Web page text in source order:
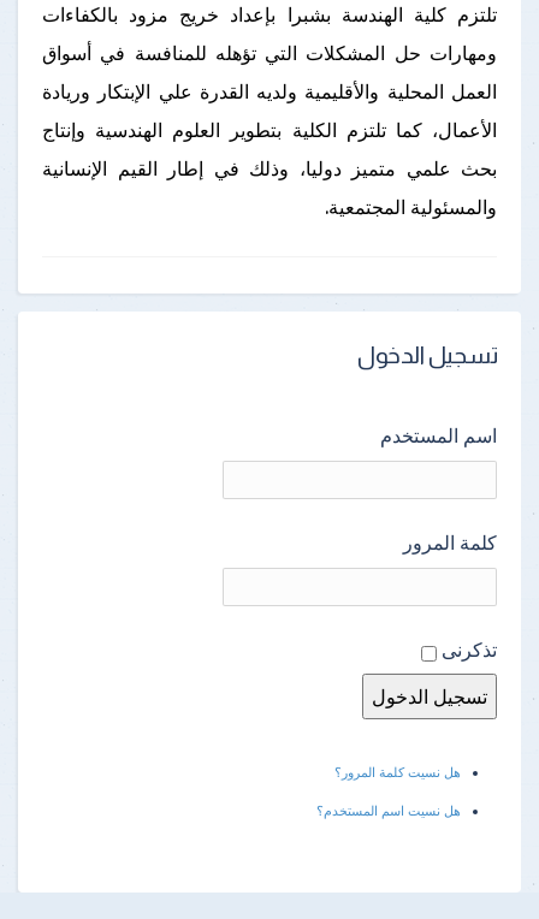
تلتزم كلية الهندسة بشبرا بإعداد خريج مزود بالكفاءات
ومهارات حل المشكلات التي تؤهله للمنافسة في أسواق
العمل المحلية والأقليمية ولديه القدرة علي الإبتكار وريادة
الأعمال، كما تلتزم الكلية بتطوير العلوم الهندسية وإنتاج
بحث علمي متميز دوليا، وذلك في إطار القيم الإنسانية
والمسئولية المجتمعية.
تسجيل الدخول
اسم المستخدم
كلمة المرور
تذكرنى
هل نسيت كلمة المرور؟
هل نسيت اسم المستخدم؟